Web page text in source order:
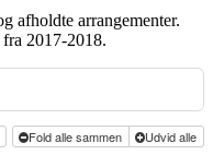
afholdte arrangementer.
2017-2018.
Fold alle sammen Udvid alle